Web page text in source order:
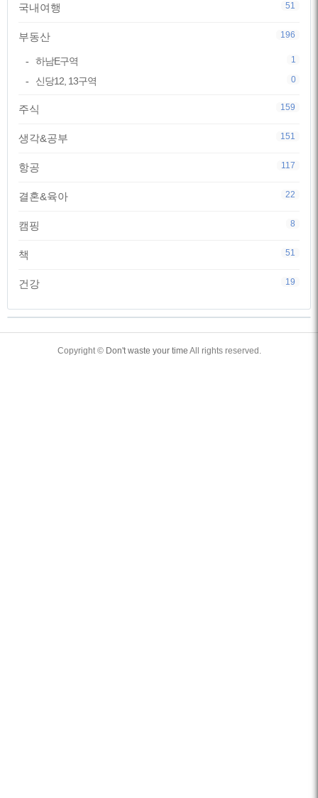
국내여행 51
부동산 196
하남E구역 1
신당12, 13구역 0
주식 159
생각&공부 151
항공 117
결혼&육아 22
캠핑 8
책 51
건강 19
Copyright © Don't waste your time All rights reserved.
TistoryWhaleSkin3.4